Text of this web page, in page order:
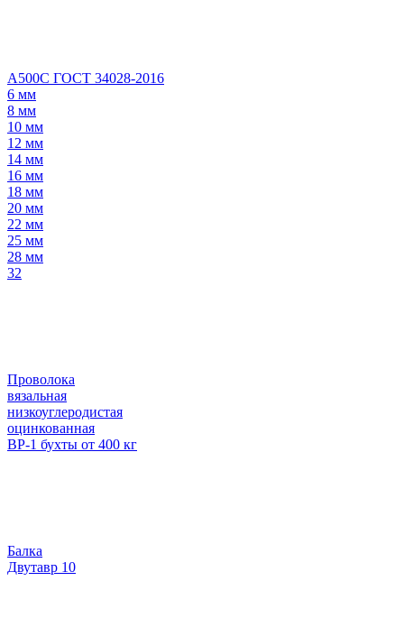
А500С ГОСТ 34028-2016
6 мм
8 мм
10 мм
12 мм
14 мм
16 мм
18 мм
20 мм
22 мм
25 мм
28 мм
32
Проволока
вязальная
низкоуглеродистая
оцинкованная
ВР-1 бухты от 400 кг
Балка
Двутавр 10